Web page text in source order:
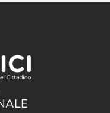
new tab)
a new tab)
in a new tab)
in a new tab)
in a new tab)